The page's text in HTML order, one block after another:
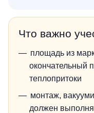
Что важно
площадь из
окончательный
теплопритоки
монтаж,
должен